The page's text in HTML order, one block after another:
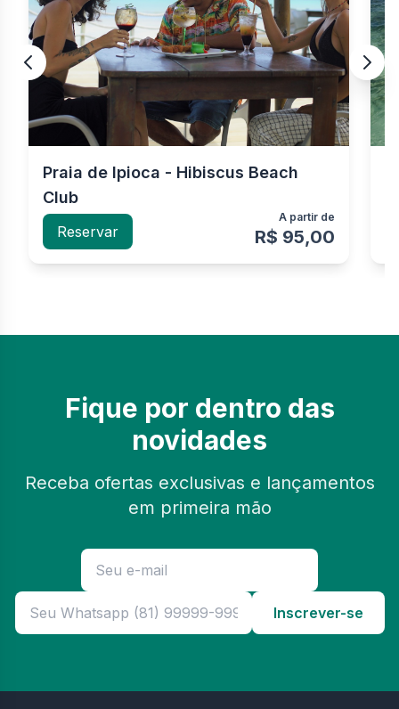
Praia de Ipioca - Hibiscus Beach
Club
Reservar
A partir de
R$ 95,00
Fique por dentro das
novidades
Receba ofertas exclusivas e lançamentos
em primeira mão
Inscrever-se